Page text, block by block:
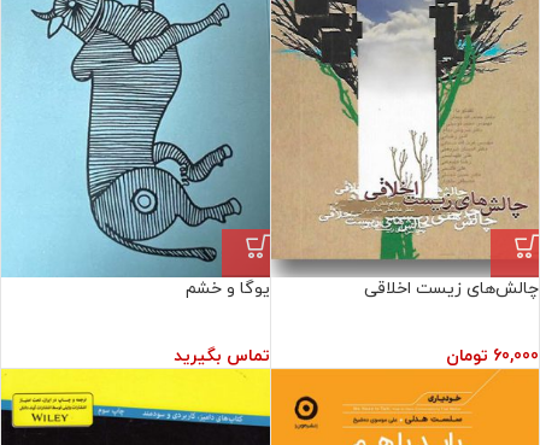
چالش‌های زیست اخلاقی
60,000 تومان
یوگا و خشم
تماس بگیرید